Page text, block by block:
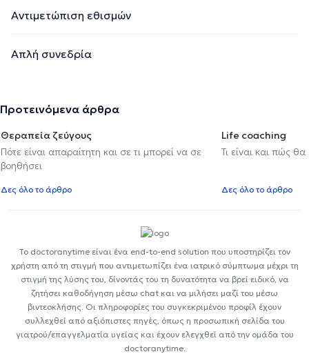
Αντιμετώπιση εθισμών
Απλή συνεδρία
Προτεινόμενα άρθρα
Θεραπεία ζεύγους
Πότε είναι απαραίτητη και σε τι μπορεί να σε
βοηθήσει
Δες όλο το άρθρο
Life coaching
Τι είναι και πώς
Δες όλο το άρθρο
Το doctoranytime είναι ένα end-to-end solution που υποστηρίζει τον
χρήστη από τη στιγμή που αντιμετωπίζει ένα ιατρικό σύμπτωμα μέχρι τη
στιγμή της λύσης του, δίνοντάς του τη δυνατότητα να βρεί ειδικό, να
ζητήσει καθοδήγηση μέσω chat και να μιλήσει μαζί του μέσω
βιντεοκλήσης. Οι πληροφορίες του συγκεκριμένου προφίλ έχουν
συλλεχθεί από αξιόπιστες πηγές, όπως η προσωπική σελίδα του
γιατρού/επαγγελματία υγείας και έχουν ελεγχθεί από την ομάδα του
doctoranytime.